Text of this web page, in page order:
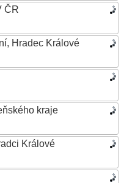
ČR
Hradec Králové
kraje
Králové